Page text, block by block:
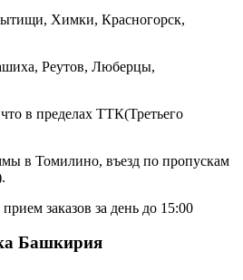
Химки, Красногорск,
Реутов, Люберцы,
в пределах ТТК(Третьего
в Томилино, въезд по пропускам
заказов за день до 15:00
Башкирия